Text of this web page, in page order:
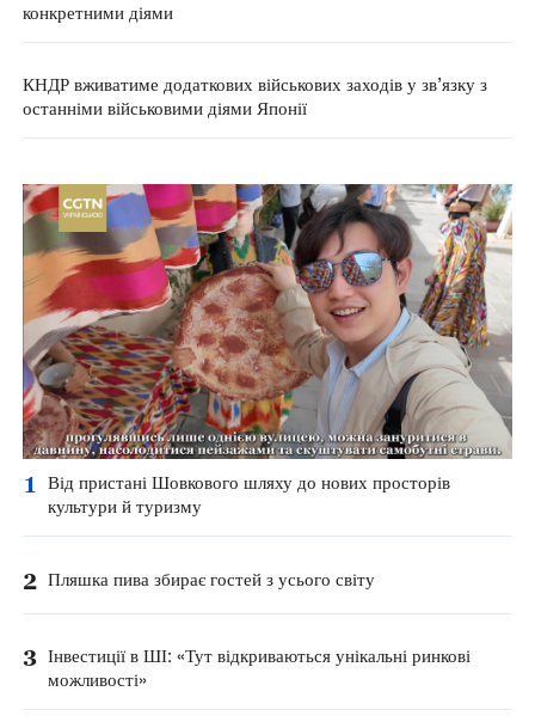
конкретними діями
КНДР вживатиме додаткових військових заходів у зв’язку з
останніми військовими діями Японії
1
Від пристані Шовкового шляху до нових просторів
культури й туризму
2 Пляшка пива збирає гостей з усього світу
3 Інвестиції в ШІ: «Тут відкриваються унікальні ринкові
можливості»